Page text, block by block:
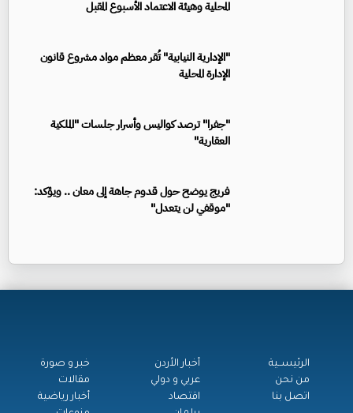
المحلية وهيئة الاعتماد الأسبوع المقبل
"الإدارية النيابية" تُقر معظم مواد مشروع قانون
الإدارة المحلية
"جفرا" ترصد كواليس وأسرار جلسات "الملكية
العقارية"
فريج يوضح حول قدوم جاهة إلى معان .. ويؤكد:
"موقفي لن يتعدل"
الرئيســية
من نحن
اتصل بنا
أخبار الأردن
عربي و دولي
اقتصاد
خبر و صورة
مقالات
أخبار رياضية